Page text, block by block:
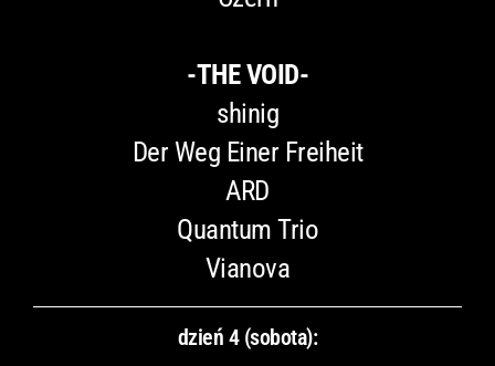
-THE VOID-
shinig
Der Weg Einer Freiheit
ARD
Quantum Trio
Vianova
dzień 4 (sobota):